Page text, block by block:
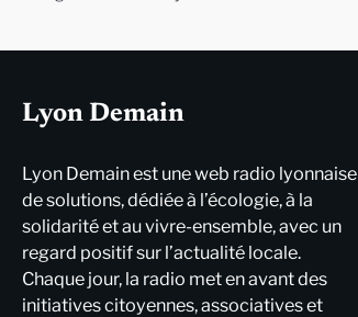
Lyon Demain
Lyon Demain est une web radio lyonnaise
de solutions, dédiée à l’écologie, à la
solidarité et au vivre-ensemble, avec un
regard positif sur l’actualité locale.
Chaque jour, la radio met en avant des
initiatives citoyennes, associatives et